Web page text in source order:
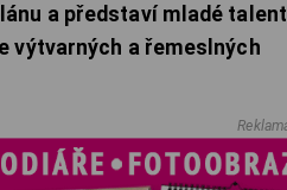
a představí mladé
výtvarných a řemeslných